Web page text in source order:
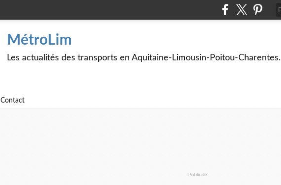
MétroLim
Les actualités des transports en Aquitaine-Limousin-Poitou-Charentes.
Contact
Publicité